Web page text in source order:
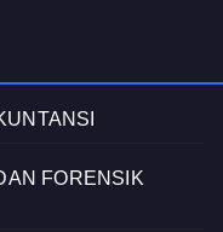
FORENSIK